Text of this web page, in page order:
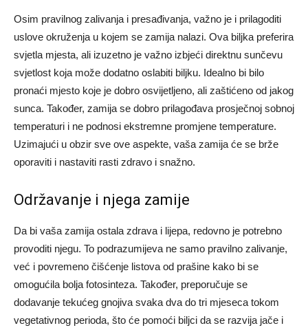
Osim pravilnog zalivanja i presađivanja, važno je i prilagoditi
uslove okruženja u kojem se zamija nalazi. Ova biljka preferira
svjetla mjesta, ali izuzetno je važno izbjeći direktnu sunčevu
svjetlost koja može dodatno oslabiti biljku. Idealno bi bilo
pronaći mjesto koje je dobro osvijetljeno, ali zaštićeno od jakog
sunca. Također, zamija se dobro prilagođava prosječnoj sobnoj
temperaturi i ne podnosi ekstremne promjene temperature.
Uzimajući u obzir sve ove aspekte, vaša zamija će se brže
oporaviti i nastaviti rasti zdravo i snažno.
Održavanje i njega zamije
Da bi vaša zamija ostala zdrava i lijepa, redovno je potrebno
provoditi njegu. To podrazumijeva ne samo pravilno zalivanje,
već i povremeno čišćenje listova od prašine kako bi se
omogućila bolja fotosinteza. Također, preporučuje se
dodavanje tekućeg gnojiva svaka dva do tri mjeseca tokom
vegetativnog perioda, što će pomoći biljci da se razvija jače i